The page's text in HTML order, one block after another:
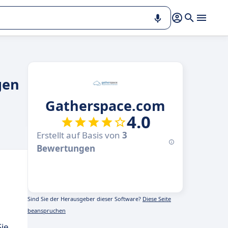
Gatherspace.com
4.0
Erstellt auf Basis von 3
Bewertungen
Sind Sie der Herausgeber dieser Software? Diese Seite
beanspruchen